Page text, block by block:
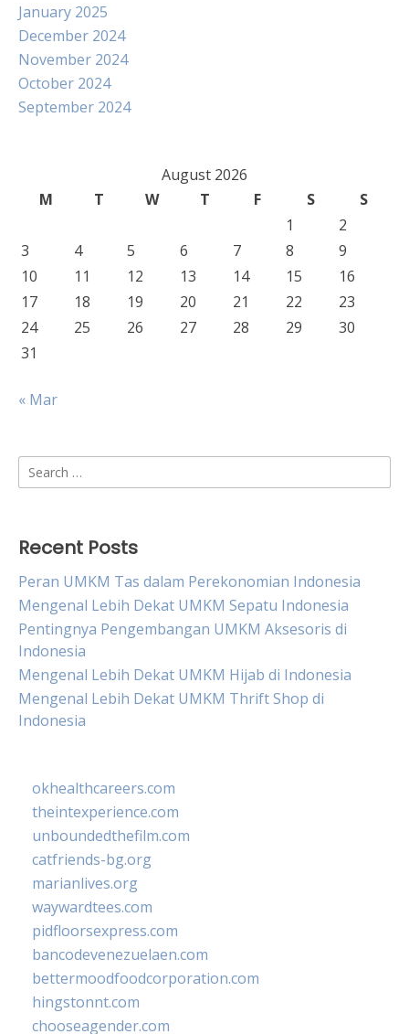
January 2025
December 2024
November 2024
October 2024
September 2024
August 2026
M
T W T F S
S
1
2
3
4 5 6 7 8
9
10
11 12 13 14 15
16
17
18 19 20 21 22
23
24
25 26 27 28 29
30
31
« Mar
Search
for:
Recent Posts
Peran UMKM Tas dalam Perekonomian Indonesia
Mengenal Lebih Dekat UMKM Sepatu Indonesia
Pentingnya Pengembangan UMKM Aksesoris di
Indonesia
Mengenal Lebih Dekat UMKM Hijab di Indonesia
Mengenal Lebih Dekat UMKM Thrift Shop di
Indonesia
okhealthcareers.com
theintexperience.com
unboundedthefilm.com
catfriends-bg.org
marianlives.org
waywardtees.com
pidfloorsexpress.com
bancodevenezuelaen.com
bettermoodfoodcorporation.com
hingstonnt.com
chooseagender.com